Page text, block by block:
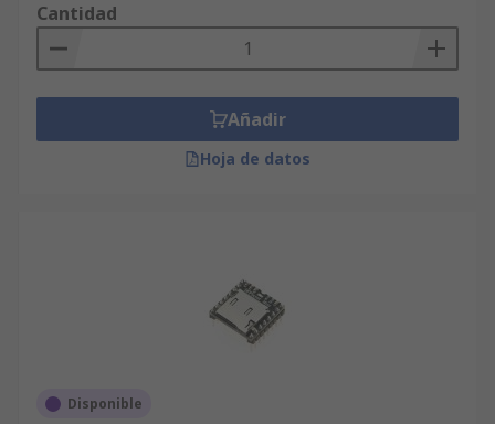
Cantidad
Añadir
Hoja de datos
Disponible